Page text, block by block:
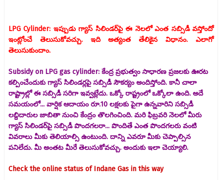
LPG Cylinder: ఇప్పుడు గ్యాస్ సిలిండర్‌పై ఈ నెలలో ఎంత సబ్సిడీ వస్తోందో
ఇంట్లోంచే తెలుసుకోవచ్చు. ఇది అత్యంత తేలికైన విధానం. ఎలాగో
తెలుసుకుందాం.
Subsidy on LPG gas cylinder: కేంద్ర ప్రభుత్వం సాధారణ ప్రజలకు ఊరట
కల్పించేందుకు గ్యాస్ సిలిండర్లపై సబ్సిడీ సౌకర్యం అందిస్తోంది. కానీ చాలా
రాష్ట్రాల్లో ఈ సబ్సిడీ సరిగా ఇవ్వట్లేదు. ఒక్కో రాష్ట్రంలో ఒక్కోలా ఉంది. అదే
సమయంలో... వార్షిక ఆదాయం రూ.10 లక్షలకు పైగా ఉన్నవారిని సబ్సిడీ
లబ్దిదారుల జాబితా నుంచి కేంద్రం తొలగించింది. మరి ఫిబ్రవరి నెలలో మీరు
గ్యాస్ సిలిండర్‌పై సబ్సిడీ పొందగలరా... పొందితే ఎంత పొందగలరు వంటి
వివరాలు మీకు తెలియాల్సి ఉంటుంది. దాన్ని ఎవరూ మీకు చెప్పాల్సిన
పనిలేదు. మీ అంతట మీరే తెలుసుకోవచ్చు. అందుకు ఇలా చెయ్యాలి.
Check the online status of Indane Gas in this way